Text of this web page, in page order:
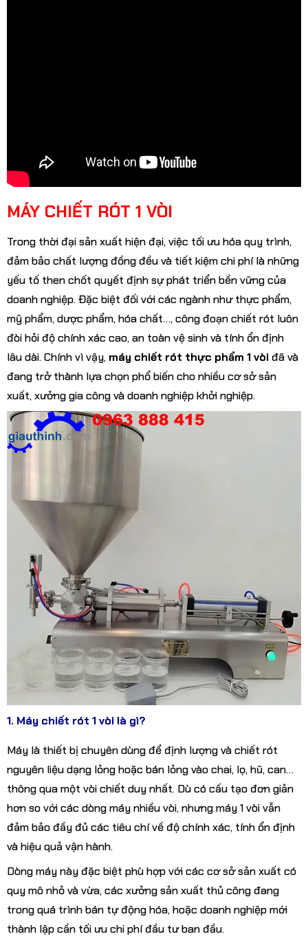
MÁY CHIẾT RÓT 1 VÒI
Trong thời đại sản xuất hiện đại, việc tối ưu hóa quy trình,
đảm bảo chất lượng đồng đều và tiết kiệm chi phí là những
yếu tố then chốt quyết định sự phát triển bền vững của
doanh nghiệp. Đặc biệt đối với các ngành như thực phẩm,
mỹ phẩm, dược phẩm, hóa chất…, công đoạn chiết rót luôn
đòi hỏi độ chính xác cao, an toàn vệ sinh và tính ổn định
lâu dài. Chính vì vậy, máy chiết rót thực phẩm 1 vòi đã và
đang trở thành lựa chọn phổ biến cho nhiều cơ sở sản
xuất, xưởng gia công và doanh nghiệp khởi nghiệp.
1. Máy chiết rót 1 vòi là gì?
Máy là thiết bị chuyên dùng để định lượng và chiết rót
nguyên liệu dạng lỏng hoặc bán lỏng vào chai, lọ, hũ, can…
thông qua một vòi chiết duy nhất. Dù có cấu tạo đơn giản
hơn so với các dòng máy nhiều vòi, nhưng máy 1 vòi vẫn
đảm bảo đầy đủ các tiêu chí về độ chính xác, tính ổn định
và hiệu quả vận hành.
Dòng máy này đặc biệt phù hợp với các cơ sở sản xuất có
quy mô nhỏ và vừa, các xưởng sản xuất thủ công đang
trong quá trình bán tự động hóa, hoặc doanh nghiệp mới
thành lập cần tối ưu chi phí đầu tư ban đầu.